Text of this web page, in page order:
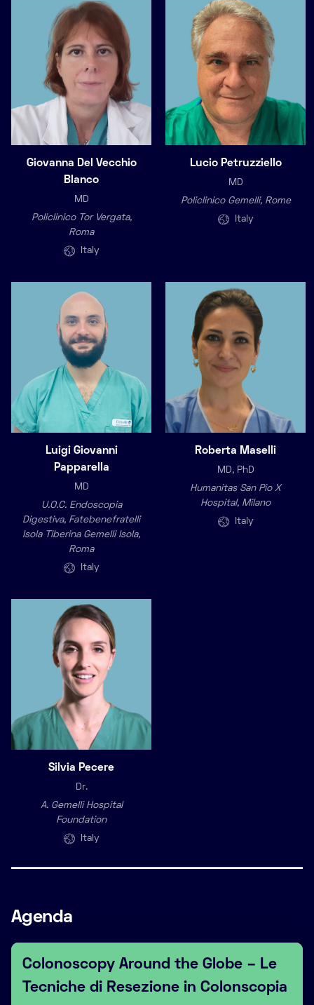
Giovanna Del Vecchio
Blanco
MD
Policlinico Tor Vergata,
Roma
Italy
Lucio Petruzziello
MD
Policlinico Gemelli, Rome
Italy
Luigi Giovanni
Papparella
MD
U.O.C. Endoscopia
Digestiva, Fatebenefratelli
Isola Tiberina Gemelli Isola,
Roma
Italy
Roberta Maselli
MD, PhD
Humanitas San Pio X
Hospital, Milano
Italy
Silvia Pecere
Dr.
A. Gemelli Hospital
Foundation
Italy
Agenda
Colonoscopy Around the Globe – Le
Tecniche di Resezione in Colonscopia